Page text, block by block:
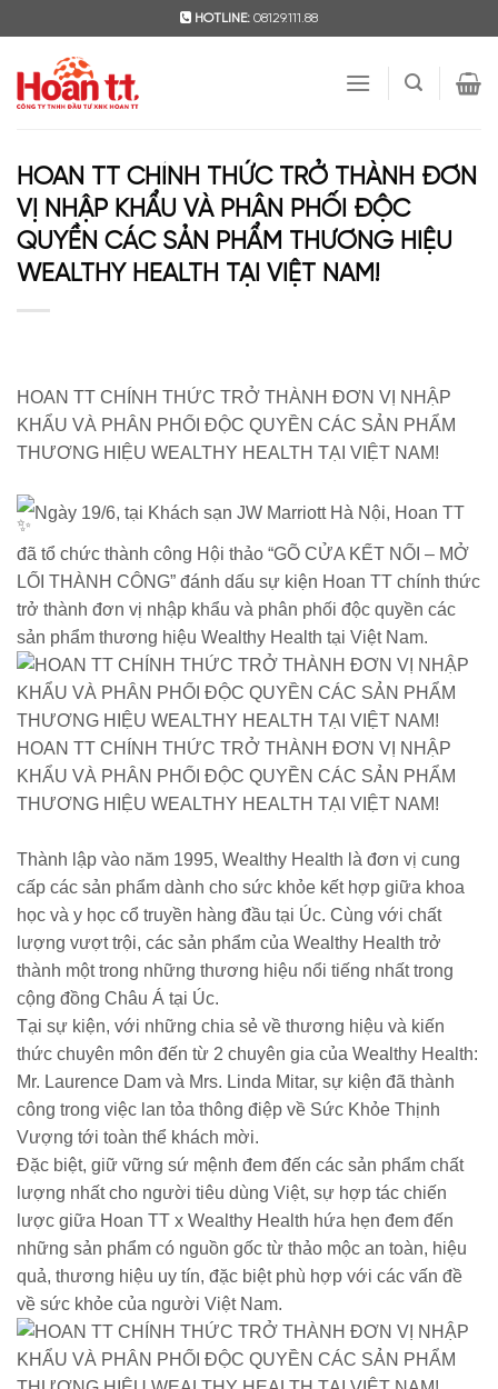
to
content
HOTLINE: 08129.111.88
HOAN TT CHÍNH THỨC TRỞ THÀNH ĐƠN
VỊ NHẬP KHẨU VÀ PHÂN PHỐI ĐỘC
QUYỀN CÁC SẢN PHẨM THƯƠNG HIỆU
WEALTHY HEALTH TẠI VIỆT NAM!
HOAN TT CHÍNH THỨC TRỞ THÀNH ĐƠN VỊ NHẬP
KHẨU VÀ PHÂN PHỐI ĐỘC QUYỀN CÁC SẢN PHẨM
THƯƠNG HIỆU WEALTHY HEALTH TẠI VIỆT NAM!
Ngày 19/6, tại Khách sạn JW Marriott Hà Nội, Hoan TT
đã tổ chức thành công Hội thảo “GÕ CỬA KẾT NỐI – MỞ
LỐI THÀNH CÔNG” đánh dấu sự kiện Hoan TT chính thức
trở thành đơn vị nhập khẩu và phân phối độc quyền các
sản phẩm thương hiệu Wealthy Health tại Việt Nam.
HOAN TT CHÍNH THỨC TRỞ THÀNH ĐƠN VỊ NHẬP
KHẨU VÀ PHÂN PHỐI ĐỘC QUYỀN CÁC SẢN PHẨM
THƯƠNG HIỆU WEALTHY HEALTH TẠI VIỆT NAM!
Thành lập vào năm 1995, Wealthy Health là đơn vị cung
cấp các sản phẩm dành cho sức khỏe kết hợp giữa khoa
học và y học cổ truyền hàng đầu tại Úc. Cùng với chất
lượng vượt trội, các sản phẩm của Wealthy Health trở
thành một trong những thương hiệu nổi tiếng nhất trong
cộng đồng Châu Á tại Úc.
Tại sự kiện, với những chia sẻ về thương hiệu và kiến
thức chuyên môn đến từ 2 chuyên gia của Wealthy Health:
Mr. Laurence Dam và Mrs. Linda Mitar, sự kiện đã thành
công trong việc lan tỏa thông điệp về Sức Khỏe Thịnh
Vượng tới toàn thể khách mời.
Đặc biệt, giữ vững sứ mệnh đem đến các sản phẩm chất
lượng nhất cho người tiêu dùng Việt, sự hợp tác chiến
lược giữa Hoan TT x Wealthy Health hứa hẹn đem đến
những sản phẩm có nguồn gốc từ thảo mộc an toàn, hiệu
quả, thương hiệu uy tín, đặc biệt phù hợp với các vấn đề
về sức khỏe của người Việt Nam.